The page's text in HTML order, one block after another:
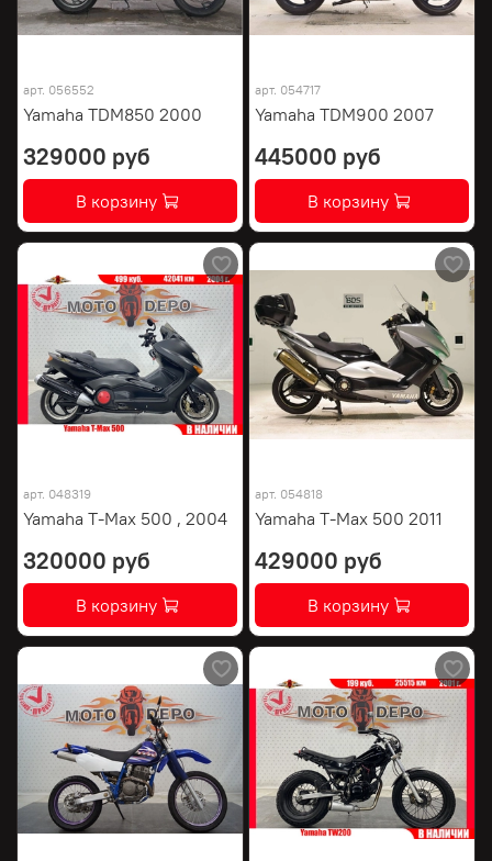
арт. 056552
Yamaha TDM850 2000
329000 руб
В корзину
арт. 054717
Yamaha TDM900 2007
445000 руб
В корзину
арт. 048319
Yamaha T-Max 500 , 2004
320000 руб
В корзину
арт. 054818
Yamaha T-Max 500 2011
429000 руб
В корзину